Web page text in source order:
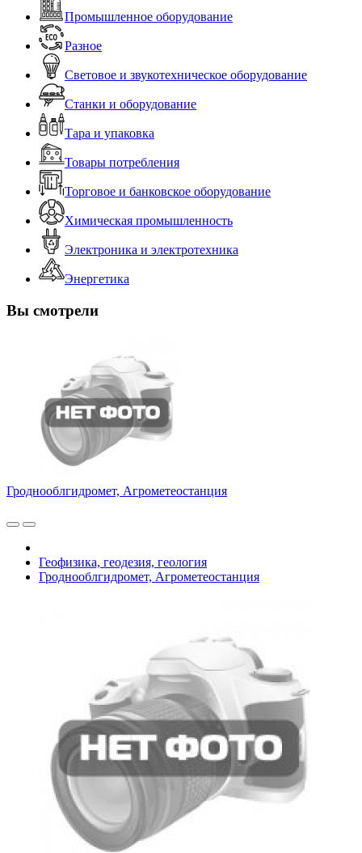
Промышленное оборудование
Разное
Световое и звукотехническое оборудование
Станки и оборудование
Тара и упаковка
Товары потребления
Торговое и банковское оборудование
Химическая промышленность
Электроника и электротехника
Энергетика
Вы смотрели
Гроднооблгидромет, Агрометеостанция
Геофизика, геодезия, геология
Гроднооблгидромет, Агрометеостанция